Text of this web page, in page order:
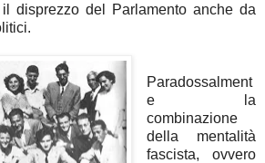
disprezzo del Parlamento anche da
Paradossalment
e la
combinazione
della mentalità
fascista, ovvero